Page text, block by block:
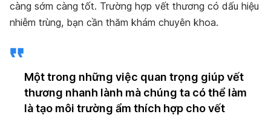
càng sớm càng tốt. Trường hợp vết thương có dấu hiệu
nhiễm trùng, bạn cần thăm khám chuyên khoa.
Một trong những việc quan trọng giúp vết
thương nhanh lành mà chúng ta có thể làm
là tạo môi trường ẩm thích hợp cho vết